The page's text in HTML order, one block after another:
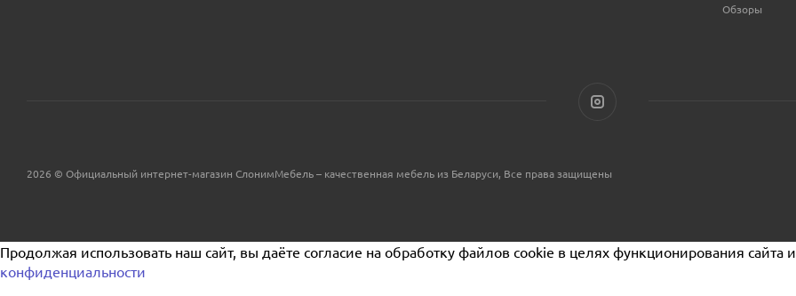
Обзоры
2026 © Официальный интернет-магазин СлонимМебель – качественная мебель из Беларуси, Все права защищены
Продолжая использовать наш сайт, вы даёте согласие на обработку файлов cookie в целях функционирования сайта и
конфиденциальности